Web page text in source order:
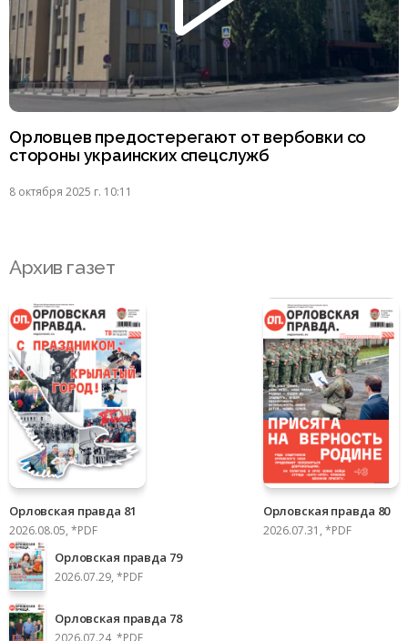
Орловцев предостерегают от вербовки со
стороны украинских спецслужб
8 октября 2025 г. 10:11
Архив газет
Орловская правда 81
2026.08.05, *PDF
Орловская правда 80
2026.07.31, *PDF
Орловская правда 79
2026.07.29, *PDF
Орловская правда 78